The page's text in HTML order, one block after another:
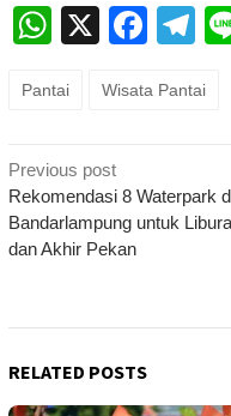
WhatsApp
X
Pantai Wisata Pantai
Post
navigation
Previous post
Rekomendasi 8 Waterpark
Bandarlampung untuk
dan Akhir Pekan
RELATED POSTS